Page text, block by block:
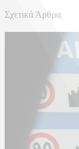
Σχετικά Άρθρα